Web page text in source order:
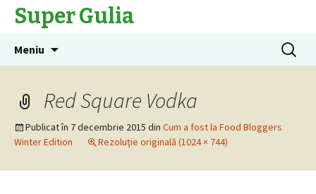
Super Gulia
Meniu
Caută
după:
Red Square Vodka
Publicat în 7 decembrie 2015 din Cum a fost la Food Bloggers
Winter Edition
Rezoluție originală (1024 × 744)